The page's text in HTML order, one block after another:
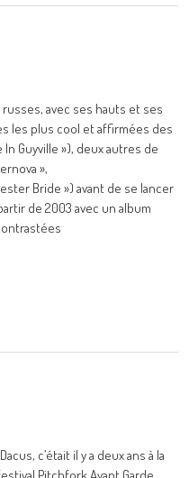
avec ses hauts et ses
les plus cool et affirmées des
Guyville »), deux autres de
»,
Bride ») avant de se lancer
de 2003 avec un album
c’était il y a deux ans à la